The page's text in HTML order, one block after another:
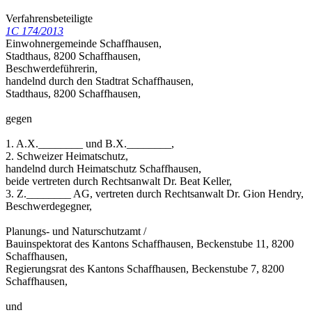
Verfahrensbeteiligte
1C 174/2013
Einwohnergemeinde Schaffhausen,
Stadthaus, 8200 Schaffhausen,
Beschwerdeführerin,
handelnd durch den Stadtrat Schaffhausen,
Stadthaus, 8200 Schaffhausen,
gegen
1. A.X.________ und B.X.________,
2. Schweizer Heimatschutz,
handelnd durch Heimatschutz Schaffhausen,
beide vertreten durch Rechtsanwalt Dr. Beat Keller,
3. Z.________ AG, vertreten durch Rechtsanwalt Dr. Gion Hendry,
Beschwerdegegner,
Planungs- und Naturschutzamt /
Bauinspektorat des Kantons Schaffhausen, Beckenstube 11, 8200
Schaffhausen,
Regierungsrat des Kantons Schaffhausen, Beckenstube 7, 8200
Schaffhausen,
und